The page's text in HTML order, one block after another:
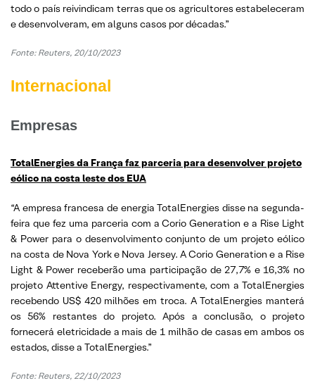
todo o país reivindicam terras que os agricultores estabeleceram
e desenvolveram, em alguns casos por décadas.”
Fonte: Reuters, 20/10/2023
Internacional
Empresas
TotalEnergies da França faz parceria para desenvolver projeto
eólico na costa leste dos EUA
“A empresa francesa de energia TotalEnergies disse na segunda-
feira que fez uma parceria com a Corio Generation e a Rise Light
& Power para o desenvolvimento conjunto de um projeto eólico
na costa de Nova York e Nova Jersey. A Corio Generation e a Rise
Light & Power receberão uma participação de 27,7% e 16,3% no
projeto Attentive Energy, respectivamente, com a TotalEnergies
recebendo US$ 420 milhões em troca. A TotalEnergies manterá
os 56% restantes do projeto. Após a conclusão, o projeto
fornecerá eletricidade a mais de 1 milhão de casas em ambos os
estados, disse a TotalEnergies.”
Fonte: Reuters, 22/10/2023